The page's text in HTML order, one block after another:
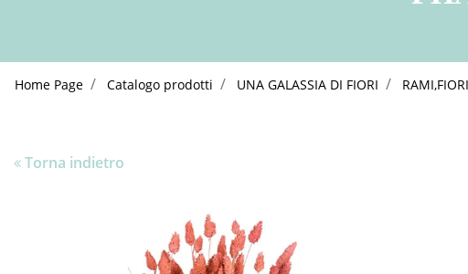
Home Page Catalogo prodotti UNA GALASSIA DI FIORI
Torna indietro